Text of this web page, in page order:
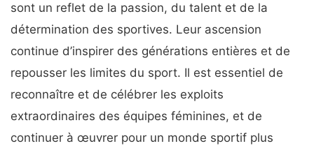
sont un reflet de la passion, du talent et de la
détermination des sportives. Leur ascension
continue d’inspirer des générations entières et de
repousser les limites du sport. Il est essentiel de
reconnaître et de célébrer les exploits
extraordinaires des équipes féminines, et de
continuer à œuvrer pour un monde sportif plus